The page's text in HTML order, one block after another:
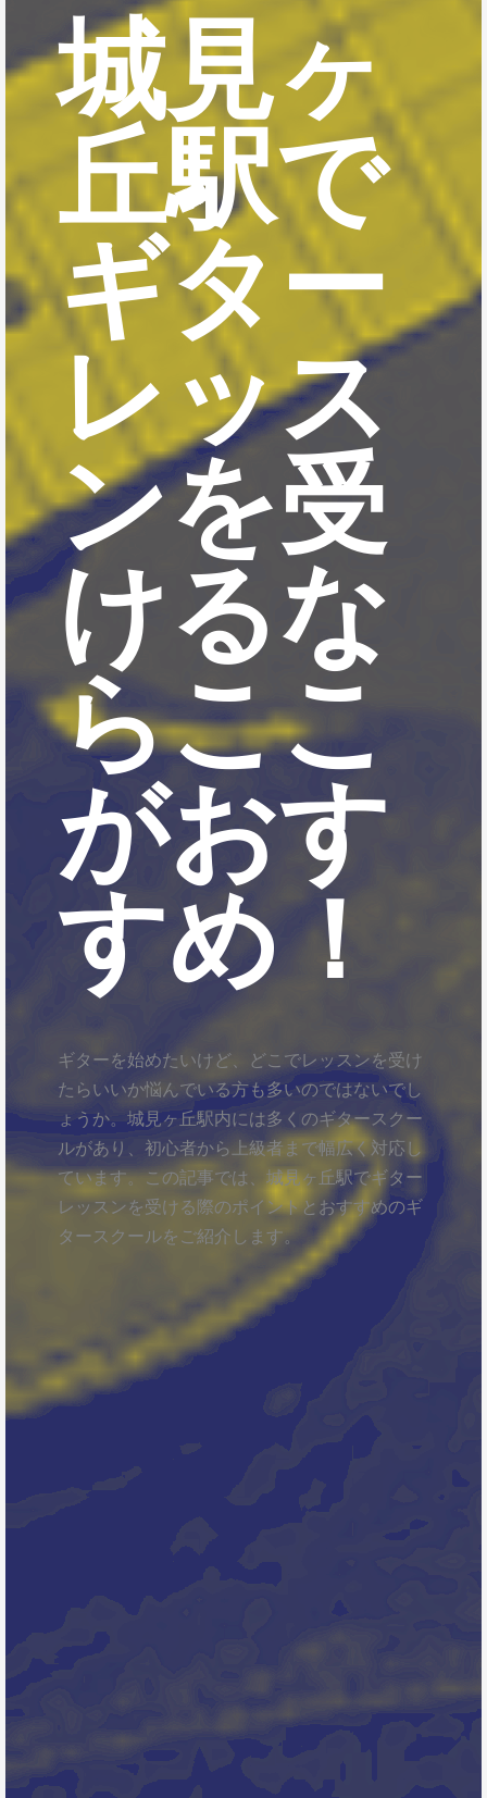
城見ヶ
丘駅で
ギター
レッス
ンを受
けるな
らここ
がおす
すめ！
ギターを始めたいけど、どこでレッスンを受け
たらいいか悩んでいる方も多いのではないでし
ょうか。城見ヶ丘駅内には多くのギタースクー
ルがあり、初心者から上級者まで幅広く対応し
ています。この記事では、城見ヶ丘駅でギター
レッスンを受ける際のポイントとおすすめのギ
タースクールをご紹介します。